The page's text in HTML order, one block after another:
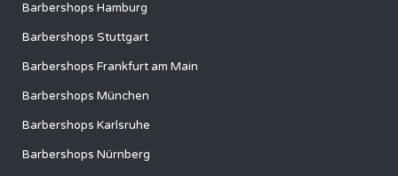
Barbershops Hamburg
Barbershops Stuttgart
Barbershops Frankfurt am Main
Barbershops München
Barbershops Karlsruhe
Barbershops Nürnberg